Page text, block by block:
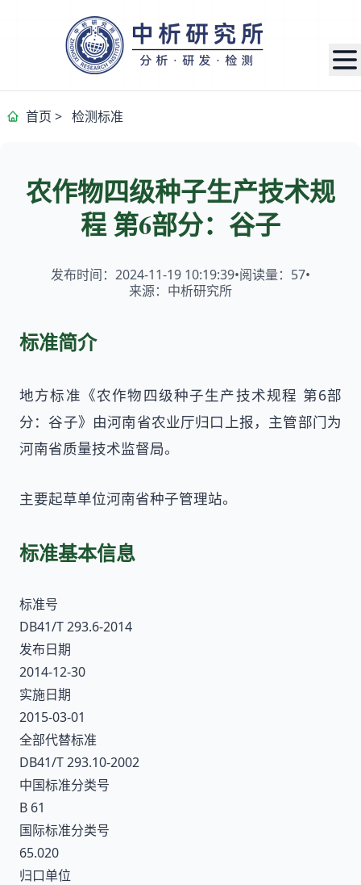
首页 > 检测标准
农作物四级种子生产技术规
程 第6部分：谷子
发布时间：2024-11-19 10:19:39•阅读量： 57•
来源：中析研究所
标准简介
地方标准《农作物四级种子生产技术规程 第6部
分：谷子》由河南省农业厅归口上报，主管部门为
河南省质量技术监督局。
主要起草单位河南省种子管理站。
标准基本信息
标准号
DB41/T 293.6-2014
发布日期
2014-12-30
实施日期
2015-03-01
全部代替标准
DB41/T 293.10-2002
中国标准分类号
B 61
国际标准分类号
65.020
归口单位